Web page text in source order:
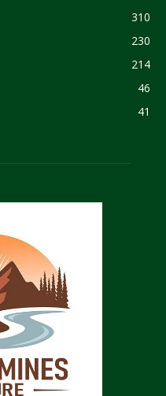
310
230
214
46
41